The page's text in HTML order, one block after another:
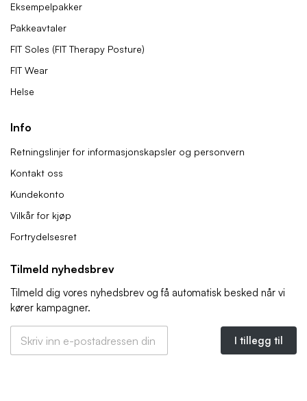
Eksempelpakker
Pakkeavtaler
FIT Soles (FIT Therapy Posture)
FIT Wear
Helse
Info
Retningslinjer for informasjonskapsler og personvern
Kontakt oss
Kundekonto
Vilkår for kjøp
Fortrydelsesret
Tilmeld nyhedsbrev
Tilmeld dig vores nyhedsbrev og få automatisk besked når vi
kører kampagner.
E
p
I tillegg til